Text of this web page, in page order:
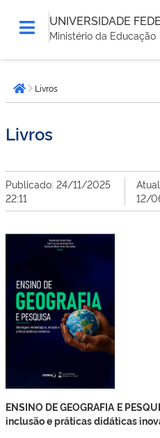
UNIVERSIDADE
Ministério da Educação
está
aqui:Página inicial
Livros
Livros
Publicado: 24/11/2025
22:11
12/
ENSINO DE GEOGRAFIA E
inclusão e práticas didáticas